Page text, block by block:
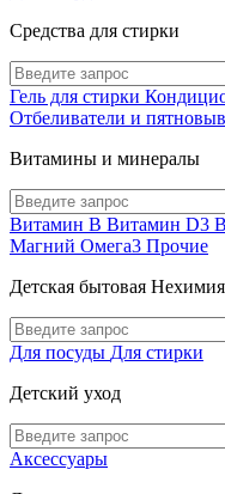
Средства для стирки
Гель для стирки
Отбеливатели и
Витамины и минералы
Витамин В Витамин D3
Магний Омега3 Прочие
Детская бытовая Нехимия
Для посуды Для стирки
Детский уход
Аксессуары